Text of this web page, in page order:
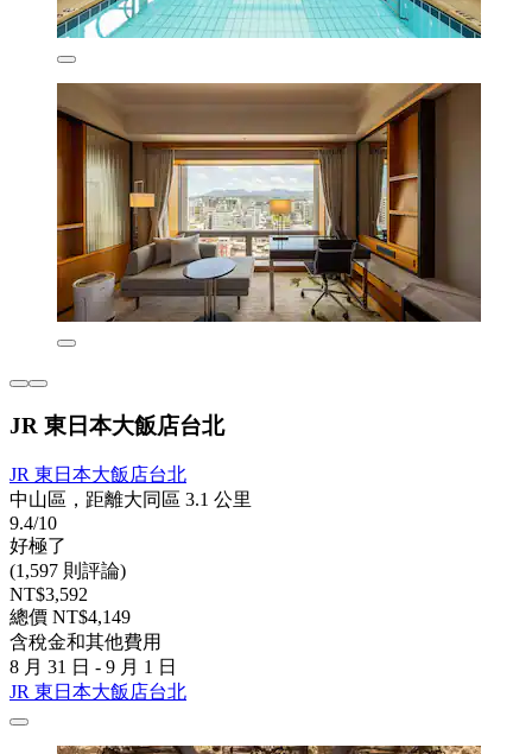
JR 東日本大飯店台北
JR 東日本大飯店台北
中山區，距離大同區 3.1 公里
9.4/10
好極了
(1,597 則評論)
NT$3,592
總價 NT$4,149
含稅金和其他費用
8 月 31 日 - 9 月 1 日
JR 東日本大飯店台北